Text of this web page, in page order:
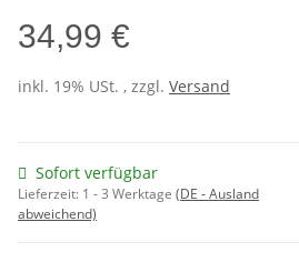
34,99 €
inkl. 19% USt. , zzgl. Versand
Sofort verfügbar
Lieferzeit: 1 - 3 Werktage (DE - Ausland
abweichend)